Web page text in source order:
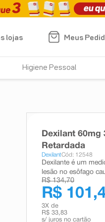
lojas
Meus
Higiene Pessoal
Dexilant 60mg
Retardada
DexilantCód: 12548
Dexilante é um
lesão no esôfago
R$ 134,70
R$
3X de
R$ 33,83
s/ juros no cartão